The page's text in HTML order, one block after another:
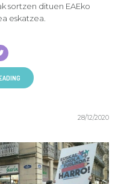
sortzen dituen EAEko
eskatzea.
28/12/2020